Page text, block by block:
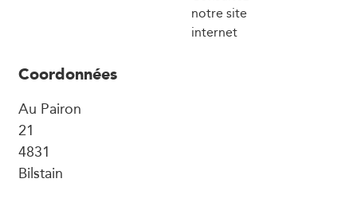
notre site
internet
Coordonnées
Au Pairon
21
4831
Bilstain